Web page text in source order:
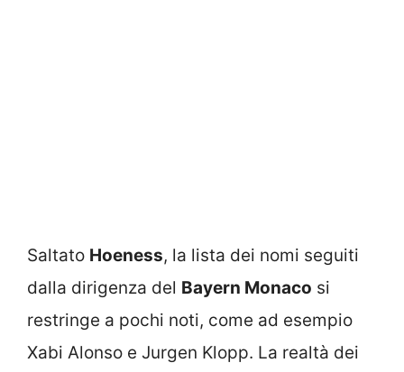
Saltato Hoeness, la lista dei nomi seguiti
dalla dirigenza del Bayern Monaco si
restringe a pochi noti, come ad esempio
Xabi Alonso e Jurgen Klopp. La realtà dei